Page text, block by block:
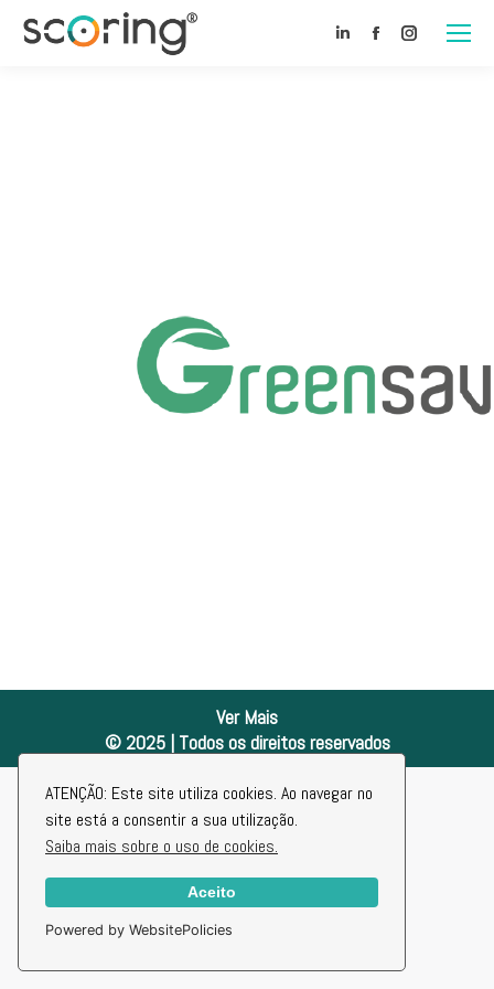
ATENÇÃO: Este site utiliza cookies. Ao navegar no
site está a consentir a sua utilização.
Saiba mais sobre o uso de cookies.
Aceito
Powered by WebsitePolicies
LinkedinFacebook
Instagram
Ver Mais
© 2025 | Todos os direitos reservados